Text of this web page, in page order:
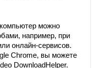
можно
например, при
онлайн-сервисов.
Chrome, вы можете
DownloadHelper.